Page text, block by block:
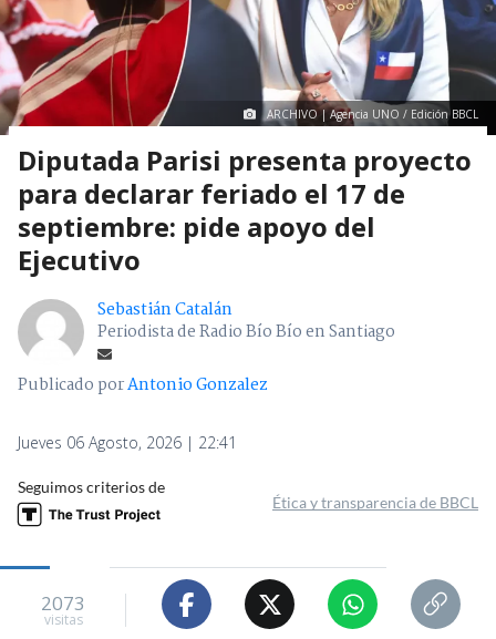
ARCHIVO | Agencia UNO / Edición BBCL
Diputada Parisi presenta proyecto
para declarar feriado el 17 de
septiembre: pide apoyo del
Ejecutivo
Sebastián Catalán
Periodista de Radio Bío Bío en Santiago
Publicado porAntonio Gonzalez
Jueves 06 Agosto, 2026 | 22:41
Seguimos criterios de
Ética y transparencia de BBCL
2073
visitas